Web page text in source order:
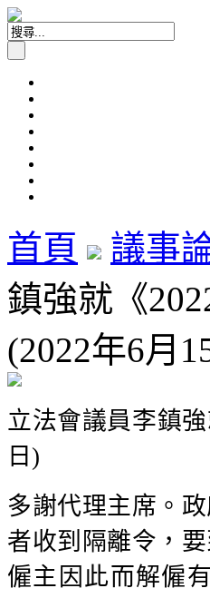
首頁 議事
鎮強就《
(2022年6月
立法會議員李鎮
日)
多謝代理主席。
者收到隔離令，
僱主因此而解僱